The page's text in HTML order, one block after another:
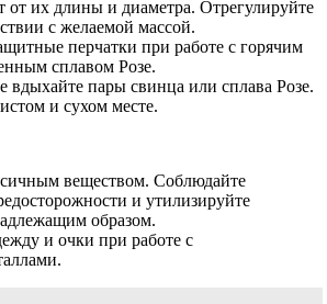
от их длины и диаметра. Отрегулируйте
с желаемой массой.
перчатки при работе с горячим
сплавом Розе.
вдыхайте пары свинца или сплава Розе.
и сухом месте.
веществом. Соблюдайте
и утилизируйте
образом.
и очки при работе с